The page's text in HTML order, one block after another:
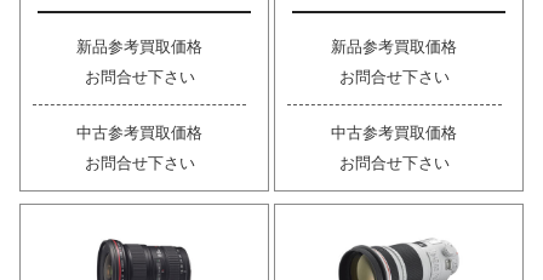
新品参考買取価格
お問合せ下さい
中古参考買取価格
お問合せ下さい
新品参考買取価格
お問合せ下さい
中古参考買取価格
お問合せ下さい